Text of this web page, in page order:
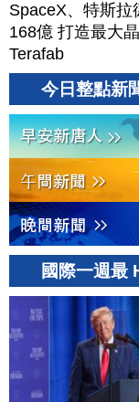
SpaceX、特斯拉
168億 打造最大
Terafab
今日整點新
國際一週最